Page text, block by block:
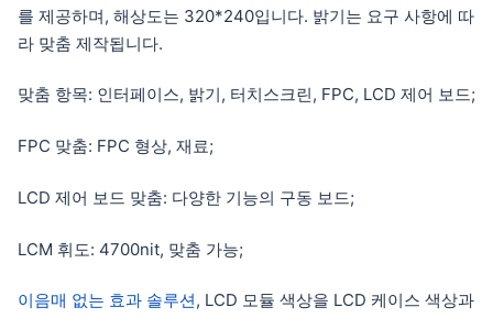
를 제공하며, 해상도는 320*240입니다. 밝기는 요구 사항에 따
라 맞춤 제작됩니다.
맞춤 항목: 인터페이스, 밝기, 터치스크린, FPC, LCD 제어 보드;
FPC 맞춤: FPC 형상, 재료;
LCD 제어 보드 맞춤: 다양한 기능의 구동 보드;
LCM 휘도: 4700nit, 맞춤 가능;
이음매 없는 효과 솔루션, LCD 모듈 색상을 LCD 케이스 색상과